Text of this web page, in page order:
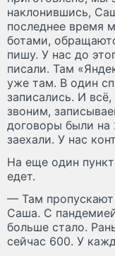
наклонившись,
последнее время
ботами,
пишу. У нас до
писали. Там
уже там. В один
записались. И
звоним,
договоры были на
заехали. У нас
На еще один
едет.
— Там
Саша. С
больше стало.
сейчас 600. У